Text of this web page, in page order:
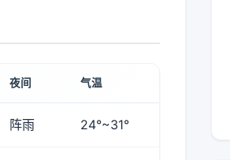
夜间 气温
阵雨 24°~31°